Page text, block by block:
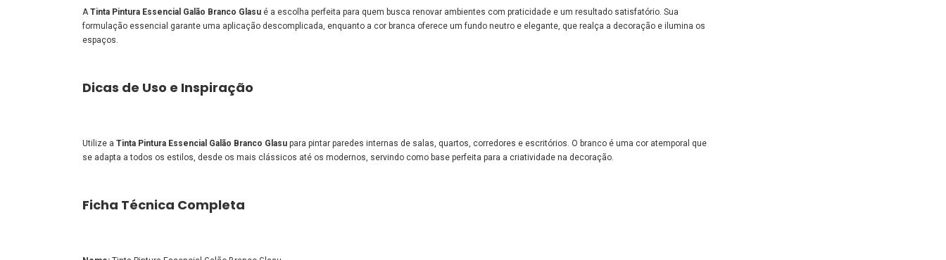
ATinta Pintura Essencial Galão Branco Glasu é a escolha perfeita para quem busca renovar ambientes com praticidade e um resultado satisfatório. Sua
formulação essencial garante uma aplicação descomplicada, enquanto a cor branca oferece um fundo neutro e elegante, que realça a decoração e ilumina os
espaços.
Dicas de Uso e Inspiração
Utilize a Tinta Pintura Essencial Galão Branco Glasu para pintar paredes internas de salas, quartos, corredores e escritórios. O branco é uma cor atemporal que
se adapta a todos os estilos, desde os mais clássicos até os modernos, servindo como base perfeita para a criatividade na decoração.
Ficha Técnica Completa